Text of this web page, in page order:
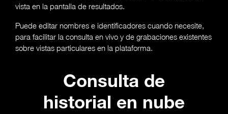
vista en la pantalla de resultados.
Puede editar nombres e identificadores cuando necesite,
para facilitar la consulta en vivo y de grabaciones existentes
sobre vistas particulares en la plataforma.
Consulta de
historial en nube